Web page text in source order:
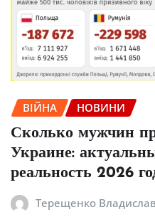
ВІЙНА НОВИНИ
Сколько мужчин
Украине:
реальность 2026
Терещенко Владислав